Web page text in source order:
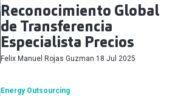
Reconocimiento Global
de Transferencia
Especialista Precios
Felix Manuel Rojas Guzman 18 Jul 2025
Energy Outsourcing